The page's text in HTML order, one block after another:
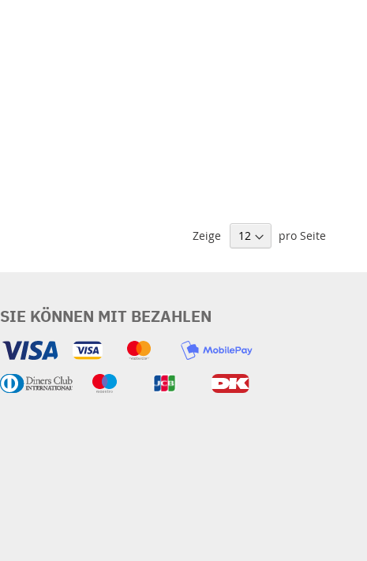
Zeige pro Seite
SIE KÖNNEN MIT BEZAHLEN